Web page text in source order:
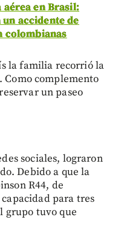
aérea en Brasil:
accidente de
colombianas
la familia recorrió la
complemento
un paseo
sociales, lograron
Debido a que la
R44, de
para tres
grupo tuvo que